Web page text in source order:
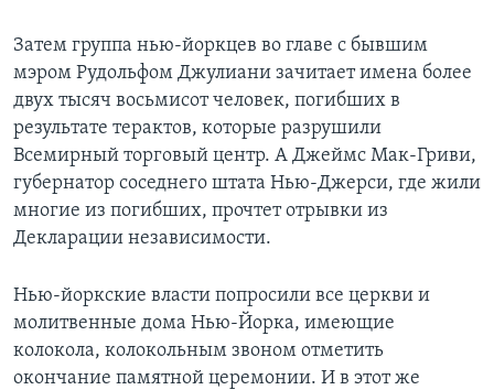
Затем группа нью-йоркцев во главе с бывшим
мэром Рудольфом Джулиани зачитает имена более
двух тысяч восьмисот человек, погибших в
результате терактов, которые разрушили
Всемирный торговый центр. А Джеймс Мак-Гриви,
губернатор соседнего штата Нью-Джерси, где жили
многие из погибших, прочтет отрывки из
Декларации независимости.
Нью-йоркские власти попросили все церкви и
молитвенные дома Нью-Йорка, имеющие
колокола, колокольным звоном отметить
окончание памятной церемонии. И в этот же